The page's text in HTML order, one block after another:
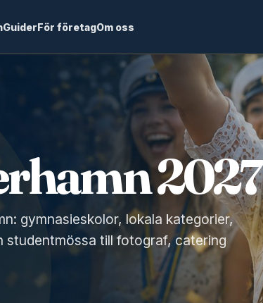
GuiderFör företagOm oss
2027
gymnasieskolor, lokala kategorier,
till fotograf, catering